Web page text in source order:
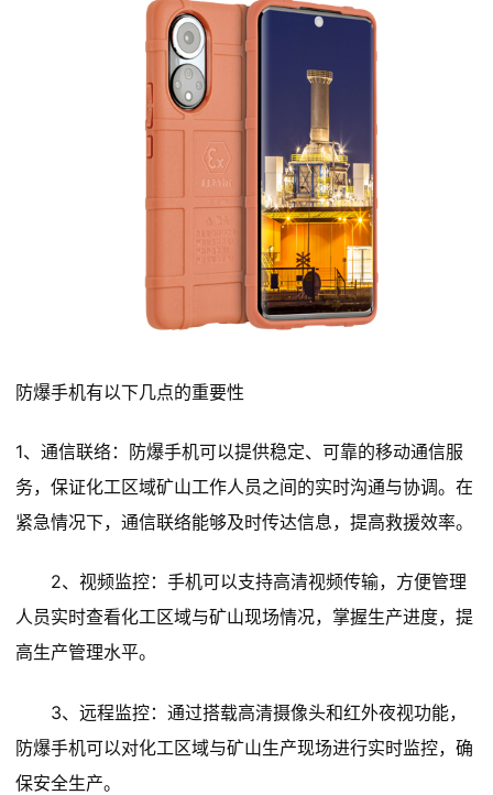
防爆手机有以下几点的重要性
1、通信联络：防爆手机可以提供稳定、可靠的移动通信服
务，保证化工区域矿山工作人员之间的实时沟通与协调。在
紧急情况下，通信联络能够及时传达信息，提高救援效率。
2、视频监控：手机可以支持高清视频传输，方便管理
人员实时查看化工区域与矿山现场情况，掌握生产进度，提
高生产管理水平。
3、远程监控：通过搭载高清摄像头和红外夜视功能，
防爆手机可以对化工区域与矿山生产现场进行实时监控，确
保安全生产。